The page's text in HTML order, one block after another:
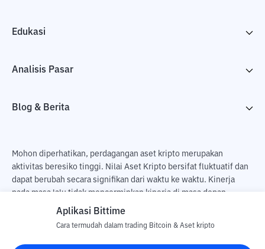
Edukasi
Analisis Pasar
Blog & Berita
Mohon diperhatikan, perdagangan aset kripto merupakan
aktivitas beresiko tinggi. Nilai Aset Kripto bersifat fluktuatif dan
dapat berubah secara signifikan dari waktu ke waktu. Kinerja
pada masa lalu tidak mencerminkan kinerja di masa depan.
Terdapat risiko kehilangan sebagai dampak dari membeli dan
pengguna. PT Utama Aset Digital Indonesia (Bittime) tidak
bertanggung jawab atas perubahan fluktuasi dari nilai tukar Aset
Aplikasi Bittime
Cara termudah dalam trading Bitcoin & Aset kripto